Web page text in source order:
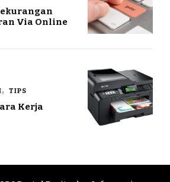
Via Online
TIPS
Kerja